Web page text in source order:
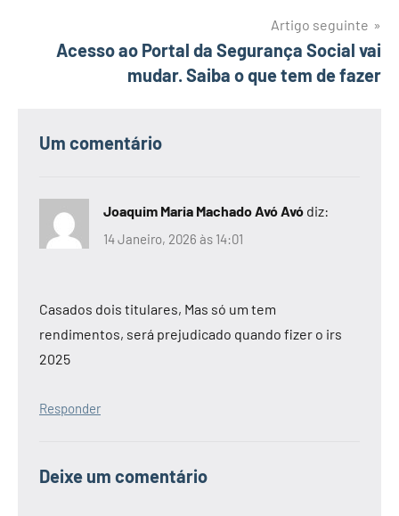
Artigo seguinte
Acesso ao Portal da Segurança Social vai
mudar. Saiba o que tem de fazer
Um comentário
Joaquim Maria Machado Avó Avó diz:
14 Janeiro, 2026 às 14:01
Casados dois titulares, Mas só um tem
rendimentos, será prejudicado quando fizer o irs
2025
Responder
Deixe um comentário